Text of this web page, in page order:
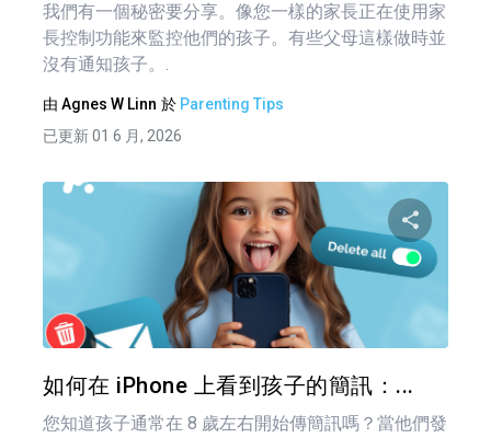
我們有一個秘密要分享。像您一樣的家長正在使用家
長控制功能來監控他們的孩子。有些父母這樣做時並
沒有通知孩子。.
由 Agnes W Linn 於 Parenting Tips
已更新 01 6 月, 2026
如何在 iPhone 上看到孩子的簡訊：...
您知道孩子通常在 8 歲左右開始傳簡訊嗎？當他們發